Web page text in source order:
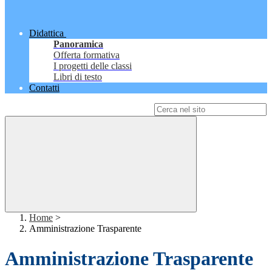
Didattica
Panoramica
Offerta formativa
I progetti delle classi
Libri di testo
Contatti
Home >
Amministrazione Trasparente
Amministrazione Trasparente